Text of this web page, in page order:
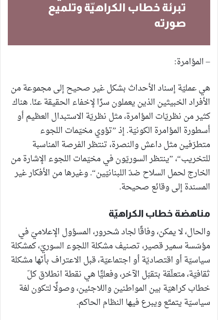
تبرئة خطاب الكراهيّة وتلميع
صورته
– المؤامرة:
هي عمليّة إسناد الأحداث بشكل غير صحيح إلى مجموعة من
الأفراد الخبيثين الذين يعملون سرًا لإخفاء الحقيقة عنّا. هناك
كثير من نظريّات المؤامرة، مثل نظريّة الاستبدال العظيم أو
أسطورة المؤامرة الكونيّة. إذ ”تؤوي مخيّمات اللجوء
متطرّفين مثل داعش والنصرة، تنتظر الفرصة المناسبة
للتخريب“، ”ينتظر السوريّون في مخيّمات اللجوء الإشارة من
الخارج لحمل السلاح ضدّ اللبنانيّين“. وغيرها من الأفكار غير
المسندة إلى وقائع صحيحة.
مناهضة خطاب الكراهيّة
والحال، لا يمكن، وفاقًا لجاد شحرور، المسؤول الإعلاميّ في
مؤسّسة سمير قصير، تصنيف مشكلة اللجوء السوريّ، كمشكلة
سياسيّة أو اقتصاديّة أو اجتماعيّة، قبل الاعتراف بأنّها مشكلة
ثقافيّة، متعلّقة بتقبّل الآخر، وفعليًّا هي نقطة انطلاق كلّ
خطاب كراهيّة بين المواطنين واللاجئين، وصولًا لتكون لغة
سياسيّة يتمتّع ويبرع فيها النظام الحاكم.